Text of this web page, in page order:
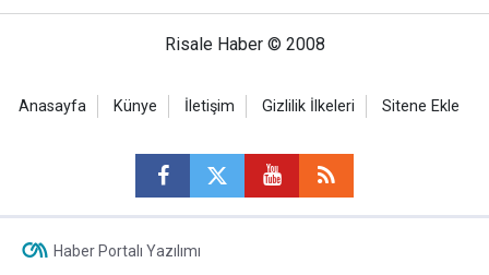
Risale Haber © 2008
Anasayfa Künye İletişim Gizlilik İlkeleri Sitene Ekle
Haber Portalı Yazılımı